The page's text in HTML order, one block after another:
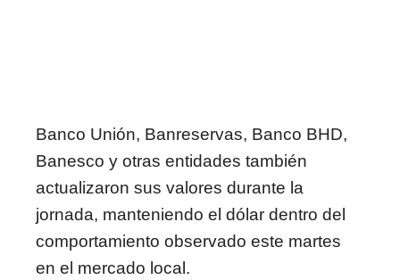
Banco Unión, Banreservas, Banco BHD,
Banesco y otras entidades también
actualizaron sus valores durante la
jornada, manteniendo el dólar dentro del
comportamiento observado este martes
en el mercado local.